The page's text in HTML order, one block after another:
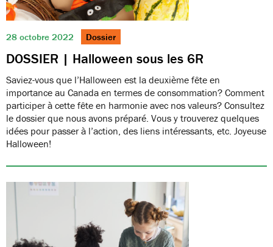
28 octobre 2022 Dossier
DOSSIER | Halloween sous les 6R
Saviez-vous que l’Halloween est la deuxième fête en
importance au Canada en termes de consommation? Comment
participer à cette fête en harmonie avec nos valeurs? Consultez
le dossier que nous avons préparé. Vous y trouverez quelques
idées pour passer à l’action, des liens intéressants, etc. Joyeuse
Halloween!